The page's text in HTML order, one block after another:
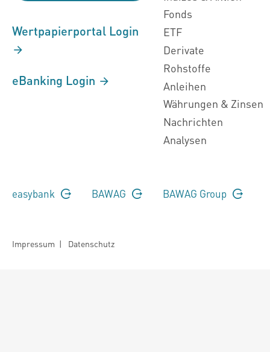
Wertpapierportal Login
eBanking Login
Fonds
ETF
Derivate
Rohstoffe
Anleihen
Währungen & Zinsen
Nachrichten
Analysen
easybank BAWAG BAWAG Group
Impressum | Datenschutz